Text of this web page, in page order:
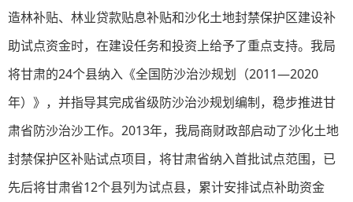
造林补贴、林业贷款贴息补贴和沙化土地封禁保护区建设补
助试点资金时，在建设任务和投资上给予了重点支持。我局
将甘肃的24个县纳入《全国防沙治沙规划（2011—2020
年）》，并指导其完成省级防沙治沙规划编制，稳步推进甘
肃省防沙治沙工作。2013年，我局商财政部启动了沙化土地
封禁保护区补贴试点项目，将甘肃省纳入首批试点范围，已
先后将甘肃省12个县列为试点县，累计安排试点补助资金